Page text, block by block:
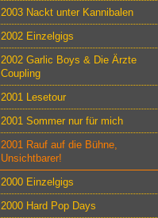
2003 Nackt unter Kannibalen
2002 Einzelgigs
2002 Garlic Boys & Die Ärzte
Coupling
2001 Lesetour
2001 Sommer nur für mich
2001 Rauf auf die Bühne,
Unsichtbarer!
2000 Einzelgigs
2000 Hard Pop Days